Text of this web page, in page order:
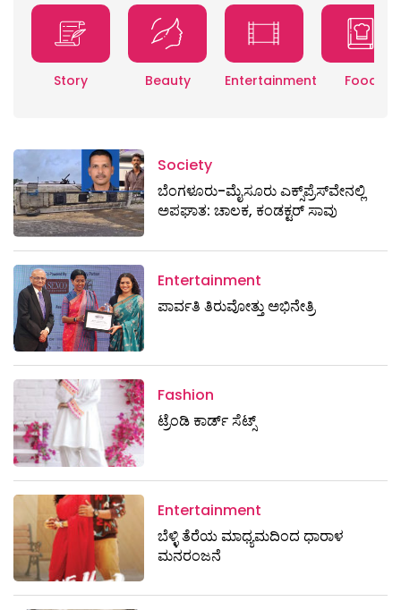
Story Beauty Entertainment Food
Society
ಬೆಂಗಳೂರು-ಮೈಸೂರು ಎಕ್ಸ್​ಪ್ರೆಸ್‌ವೇನಲ್ಲಿ
ಅಪಘಾತ: ಚಾಲಕ, ಕಂಡಕ್ಟರ್ ಸಾವು
Entertainment
ಪಾರ್ವತಿ ತಿರುವೋತ್ತು ಅಭಿನೇತ್ರಿ
Fashion
ಟ್ರೆಂಡಿ ಕಾರ್ಡ್‌ ಸೆಟ್ಸ್
Entertainment
ಬೆಳ್ಳಿ ತೆರೆಯ ಮಾಧ್ಯಮದಿಂದ ಧಾರಾಳ
ಮನರಂಜನೆ